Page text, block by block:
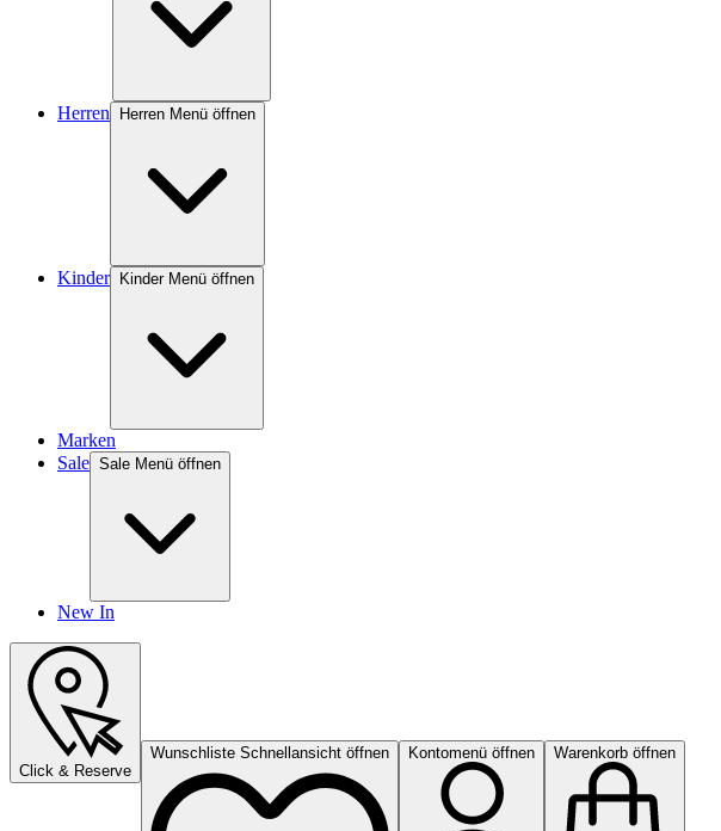
Herren Herren Menü öffnen
Kinder Kinder Menü öffnen
Marken
Sale Sale Menü öffnen
New In
Click & Reserve
Wunschliste Schnellansicht öffnen Kontomenü öffnen Warenkorb öffnen